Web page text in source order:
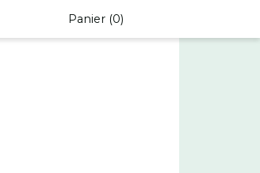
Panier (0)